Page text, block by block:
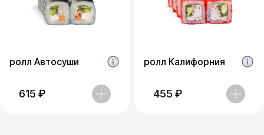
ролл Автосуши
615 ₽
ролл Калифорния
455 ₽